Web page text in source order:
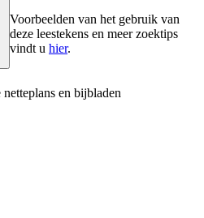
Voorbeelden van het gebruik van
deze leestekens en meer zoektips
vindt u hier.
en bijbladen